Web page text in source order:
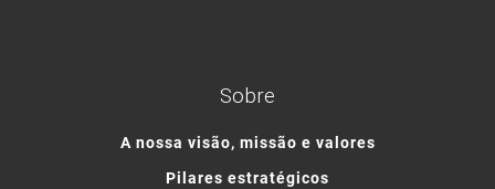
Sobre
A nossa visão, missão e valores
Pilares estratégicos